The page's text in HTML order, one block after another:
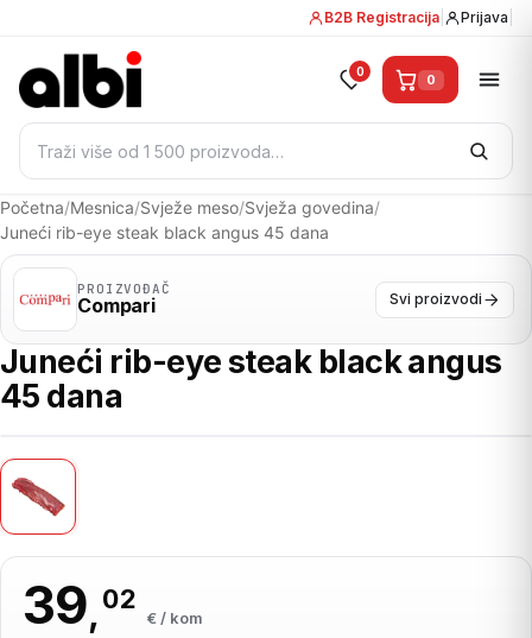
B2B Registracija Prijava
Pretraži:
0 0
Početna/Mesnica/Svježe meso/Svježa govedina/
Juneći rib-eye steak black angus 45 dana
PROIZVOĐAČ
Compari Svi proizvodi
Juneći rib-eye steak black angus
45 dana
39,02
€ / kom